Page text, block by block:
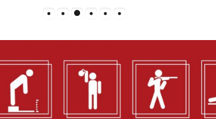
Здесь прошла встреча в
городского проекта
«ГТО в каждый двор».
27.07.2026